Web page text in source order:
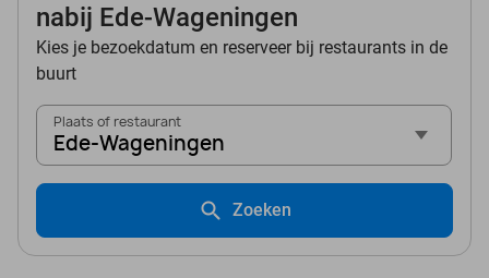
nabij Ede-Wageningen
Kies je bezoekdatum en reserveer bij restaurants in de
buurt
Plaats of restaurant
Ede-Wageningen
Zoeken